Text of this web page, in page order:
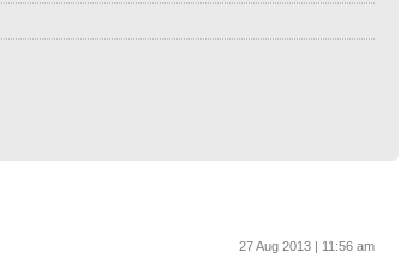
27 Aug 2013 | 11:56 am